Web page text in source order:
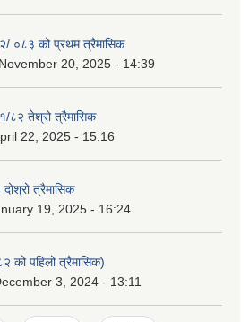
०८३ को प्रथम त्रैमासिक
20, 2025 - 14:39
८२ तेश्रो त्रैमासिक
22, 2025 - 15:16
त्रैमासिक
19, 2025 - 16:24
को पहिलो त्रैमासिक)
3, 2024 - 13:11